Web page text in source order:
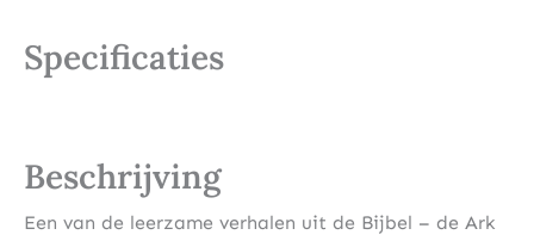
Specificaties
Beschrijving
Een van de leerzame verhalen uit de Bijbel – de Ark